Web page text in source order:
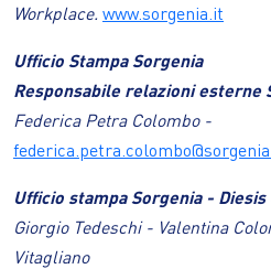
Workplace. www.sorgenia.it
Ufficio Stampa Sorgenia
Responsabile relazioni esterne
Federica Petra Colombo -
Ufficio stampa Sorgenia - Diesis
Giorgio Tedeschi - Valentina
Vitagliano